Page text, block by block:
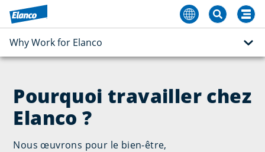
Why Work for Elanco
Pourquoi travailler chez
Elanco ?
Nous œuvrons pour le bien-être,